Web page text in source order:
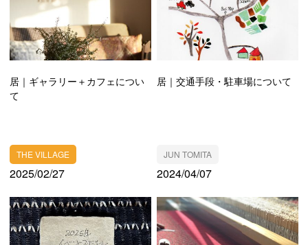
居｜ギャラリー＋カフェについ
て
居｜交通手段・駐車場について
THE VILLAGE
2025/02/27
JUN TOMITA
2024/04/07